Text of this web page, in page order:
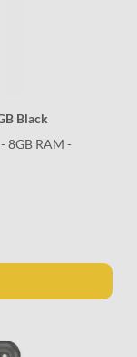
Black
8GB RAM -